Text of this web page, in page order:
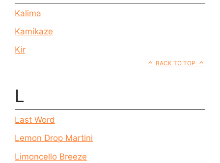
Kalima
Kamikaze
Kir
BACK TO TOP
L
Last Word
Lemon Drop Martini
Limoncello Breeze